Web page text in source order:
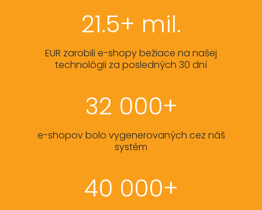
21.5+ mil.
EUR zarobili e-shopy bežiace na našej
technológii za posledných 30 dní
32 000+
e-shopov bolo vygenerovaných cez náš
systém
40 000+